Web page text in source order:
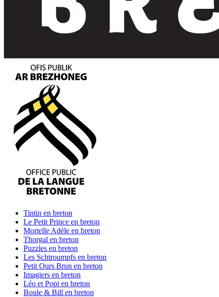
Tintin en breton
Le Petit Prince en breton
Mortelle Adèle en breton
Thorgal en breton
Puzzles en breton
Les Schtroumpfs en breton
Petit Ours Brun en breton
Imagiers en breton
Léo et Popi en breton
Boule & Bill en breton